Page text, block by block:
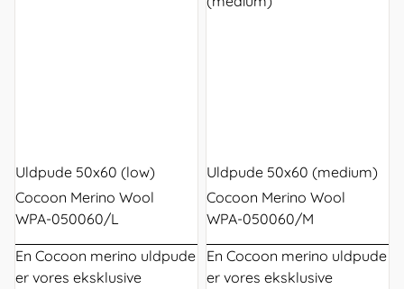
Uldpude 50x60 (low)
Cocoon Merino Wool
WPA-050060/L
En Cocoon merino uldpude
er vores eksklusive
Uldpude 50x60 (medium)
Cocoon Merino Wool
WPA-050060/M
En Cocoon merino uldpude
er vores eksklusive